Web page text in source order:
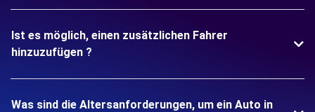
Ist es möglich, einen zusätzlichen Fahrer
hinzuzufügen ?
Was sind die Altersanforderungen, um ein Auto in